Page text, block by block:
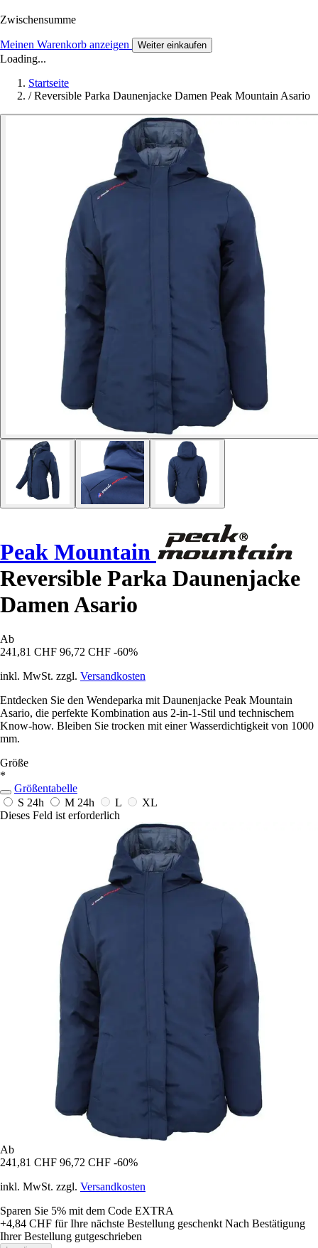
Zwischensumme
Meinen Warenkorb anzeigen Weiter einkaufen
Loading...
Startseite
/ Reversible Parka Daunenjacke Damen Peak Mountain Asario
Peak Mountain
Reversible Parka Daunenjacke
Damen Asario
Ab
241,81 CHF 96,72 CHF -60%
inkl. MwSt. zzgl. Versandkosten
Entdecken Sie den Wendeparka mit Daunenjacke Peak Mountain
Asario, die perfekte Kombination aus 2-in-1-Stil und technischem
Know-how. Bleiben Sie trocken mit einer Wasserdichtigkeit von 1000
mm.
Größe
*
Größentabelle
S 24h M 24h L
XL
Dieses Feld ist erforderlich
Ab
241,81 CHF 96,72 CHF -60%
inkl. MwSt. zzgl. Versandkosten
Sparen Sie 5% mit dem Code EXTRA
+4,84 CHF für Ihre nächste Bestellung geschenkt Nach Bestätigung
Ihrer Bestellung gutgeschrieben